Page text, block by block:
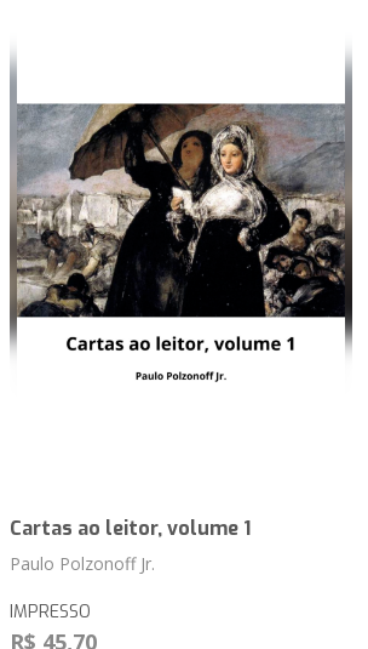
Cartas ao leitor, volume 1
Paulo Polzonoff Jr.
IMPRESSO
R$ 45,70